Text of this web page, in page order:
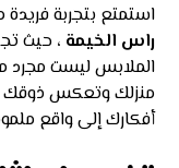
استمتع بتجربة
راس الخيمة ، حيث
الملابس ليست مجرد
منزلك وتعكس ذوقك
أفكارك إلى واقع